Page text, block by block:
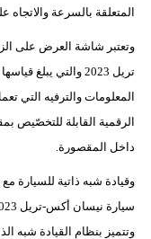
المتعلقة بالسرعة والاتجاه
وتعتبر شاشة العرض على
داخل المقصورة.